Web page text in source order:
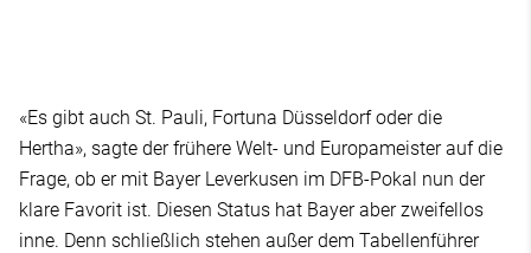
«Es gibt auch St. Pauli, Fortuna Düsseldorf oder die
Hertha», sagte der frühere Welt- und Europameister auf die
Frage, ob er mit Bayer Leverkusen im DFB-Pokal nun der
klare Favorit ist. Diesen Status hat Bayer aber zweifellos
inne. Denn schließlich stehen außer dem Tabellenführer